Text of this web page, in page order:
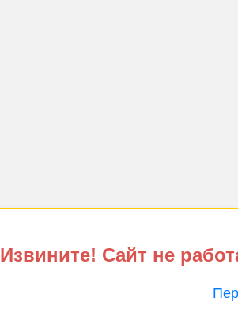
Извините! Сайт не